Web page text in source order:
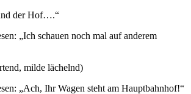
der Hof….“
„Ich schauen noch mal auf anderem
milde lächelnd)
„Ach, Ihr Wagen steht am Hauptbahnhof!“